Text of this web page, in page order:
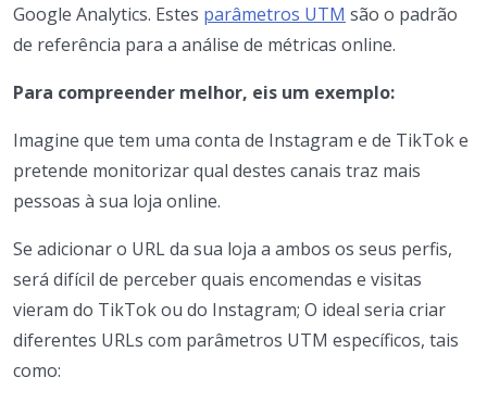
Google Analytics. Estes parâmetros UTM são o padrão
de referência para a análise de métricas online.
Para compreender melhor, eis um exemplo:
Imagine que tem uma conta de Instagram e de TikTok e
pretende monitorizar qual destes canais traz mais
pessoas à sua loja online.
Se adicionar o URL da sua loja a ambos os seus perfis,
será difícil de perceber quais encomendas e visitas
vieram do TikTok ou do Instagram; O ideal seria criar
diferentes URLs com parâmetros UTM específicos, tais
como: